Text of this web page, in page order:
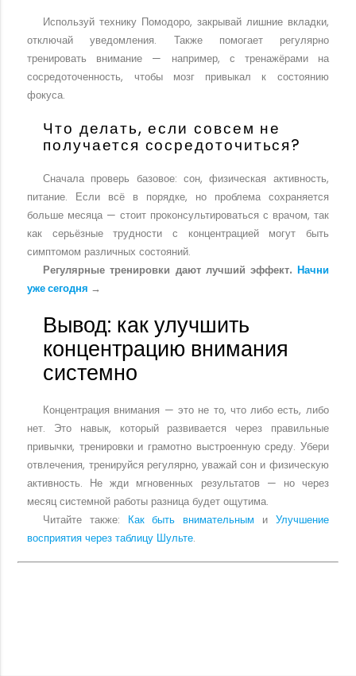
Используй технику Помодоро, закрывай лишние вкладки,
отключай уведомления. Также помогает регулярно
тренировать внимание — например, с тренажёрами на
сосредоточенность, чтобы мозг привыкал к состоянию
фокуса.
Что делать, если совсем не
получается сосредоточиться?
Сначала проверь базовое: сон, физическая активность,
питание. Если всё в порядке, но проблема сохраняется
больше месяца — стоит проконсультироваться с врачом, так
как серьёзные трудности с концентрацией могут быть
симптомом различных состояний.
Регулярные тренировки дают лучший эффект. Начни
уже сегодня →
Вывод: как улучшить
концентрацию внимания
системно
Концентрация внимания — это не то, что либо есть, либо
нет. Это навык, который развивается через правильные
привычки, тренировки и грамотно выстроенную среду. Убери
отвлечения, тренируйся регулярно, уважай сон и физическую
активность. Не жди мгновенных результатов — но через
месяц системной работы разница будет ощутима.
Читайте также: Как быть внимательным и Улучшение
восприятия через таблицу Шульте.